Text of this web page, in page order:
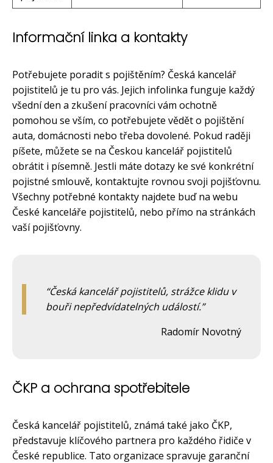
Informační linka a kontakty
Potřebujete poradit s pojištěním? Česká kancelář
pojistitelů je tu pro vás. Jejich infolinka funguje každý
všední den a zkušení pracovníci vám ochotně
pomohou se vším, co potřebujete vědět o pojištění
auta, domácnosti nebo třeba dovolené. Pokud raději
píšete, můžete se na Českou kancelář pojistitelů
obrátit i písemně. Jestli máte dotazy ke své konkrétní
pojistné smlouvě, kontaktujte rovnou svoji pojišťovnu.
Všechny potřebné kontakty najdete buď na webu
České kanceláře pojistitelů, nebo přímo na stránkách
vaší pojišťovny.
Česká kancelář pojistitelů, strážce klidu v
bouři nepředvídatelných událostí.
Radomír Novotný
ČKP a ochrana spotřebitele
Česká kancelář pojistitelů, známá také jako ČKP,
představuje klíčového partnera pro každého řidiče v
České republice. Tato organizace spravuje garanční